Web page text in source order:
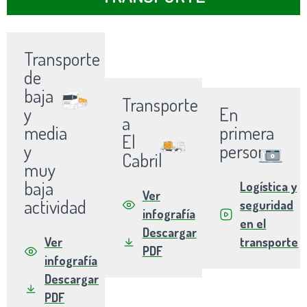
Transporte
de
baja
y
media
y
muy
baja
actividad
Ver
infografía
Descargar
PDF
Transporte
a
El
Cabril
Ver
infografía
Descargar
PDF
En
primera
persona
Logística y
seguridad
en el
transporte